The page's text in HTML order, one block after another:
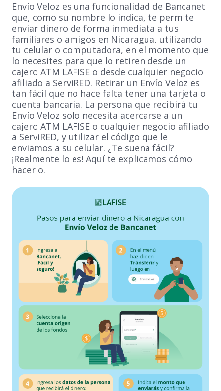
Envío Veloz es una funcionalidad de Bancanet
que, como su nombre lo indica, te permite
enviar dinero de forma inmediata a tus
familiares o amigos en Nicaragua, utilizando
tu celular o computadora, en el momento que
lo necesites para que lo retiren desde un
cajero ATM LAFISE o desde cualquier negocio
afiliado a ServiRED. Retirar un Envío Veloz es
tan fácil que no hace falta tener una tarjeta o
cuenta bancaria. La persona que recibirá tu
Envío Veloz solo necesita acercarse a un
cajero ATM LAFISE o cualquier negocio afiliado
a ServiRED, y utilizar el código que le
enviamos a su celular. ¿Te suena fácil?
¡Realmente lo es! Aquí te explicamos cómo
hacerlo.